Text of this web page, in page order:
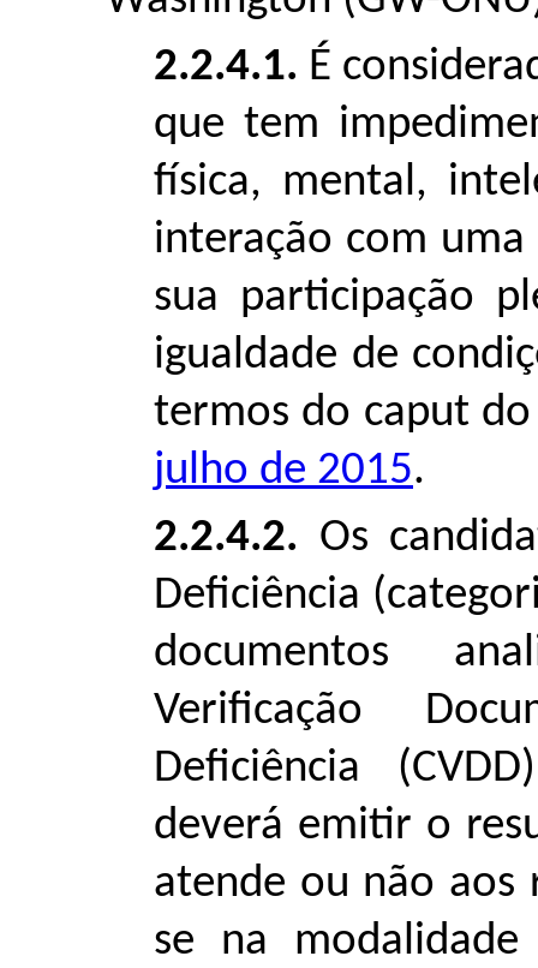
2.2.4.1. É
que tem
física, mental,
interação com
sua participação
igualdade de
termos do caput
julho de 2015.
2.2.4.2. Os
Deficiência
documentos
Verificação
Deficiência
deverá emitir o
atende ou não aos
se na